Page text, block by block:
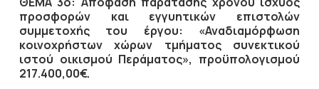
προσφορών και εγγυητικών επιστολών
συμμετοχής του έργου: «Αναδιαμόρφωση
κοινοχρήστων χώρων τμήματος συνεκτικού
ιστού οικισμού Περάματος», προϋπολογισμού
217.400,00€.